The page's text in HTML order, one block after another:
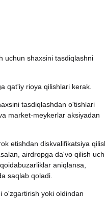
uchun shaxsini tasdiqlashni
qat'iy rioya qilishlari kerak.
tasdiqlashdan o'tishlari
market-meykerlar aksiyadan
etishdan diskvalifikatsiya
airdropga da'vo qilish
aniqlansa,
saqlab qoladi.
o'zgartirish yoki oldindan